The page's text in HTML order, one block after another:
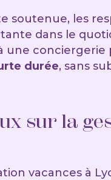
soutenue, les
dans le
une conciergerie
durée, sans
sur la
vacances à